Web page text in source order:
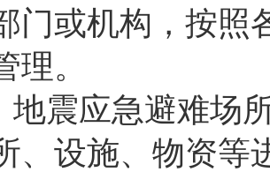
门或机构，按照
理。
地震应急避难场
、设施、物资等